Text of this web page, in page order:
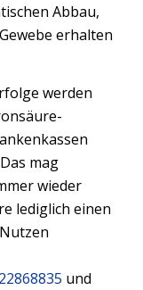
Abbau,
erhalten
werden
mag
wieder
lediglich einen
und